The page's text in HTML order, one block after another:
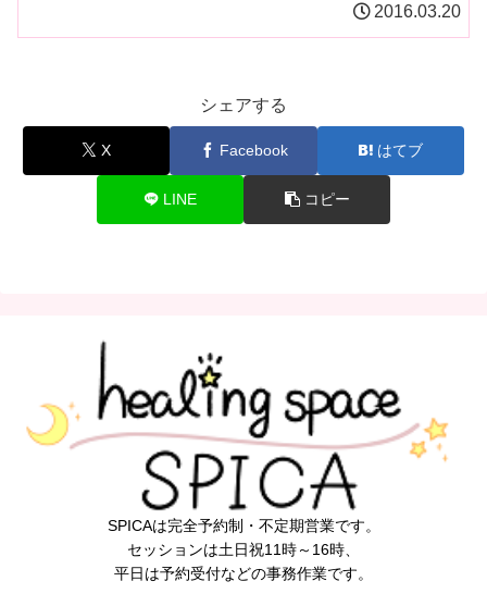
2016.03.20
シェアする
X Facebook はてブ
LINE コピー
SPICAは完全予約制・不定期営業です。
セッションは土日祝11時～16時、
平日は予約受付などの事務作業です。